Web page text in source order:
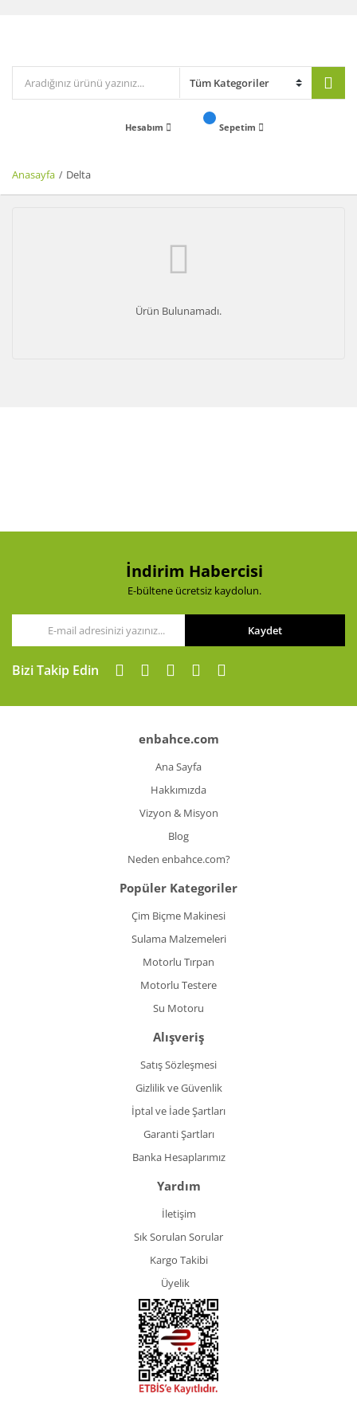
Hesabım Sepetim
Anasayfa Delta
Ürün Bulunamadı.
İndirim Habercisi
E-bültene ücretsiz kaydolun.
Kaydet
Bizi Takip Edin
enbahce.com
Ana Sayfa
Hakkımızda
Vizyon & Misyon
Blog
Neden enbahce.com?
Popüler Kategoriler
Çim Biçme Makinesi
Sulama Malzemeleri
Motorlu Tırpan
Motorlu Testere
Su Motoru
Alışveriş
Satış Sözleşmesi
Gizlilik ve Güvenlik
İptal ve İade Şartları
Garanti Şartları
Banka Hesaplarımız
Yardım
İletişim
Sık Sorulan Sorular
Kargo Takibi
Üyelik